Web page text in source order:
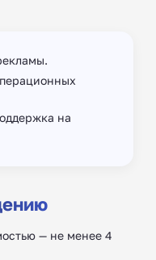
на
— не менее 4